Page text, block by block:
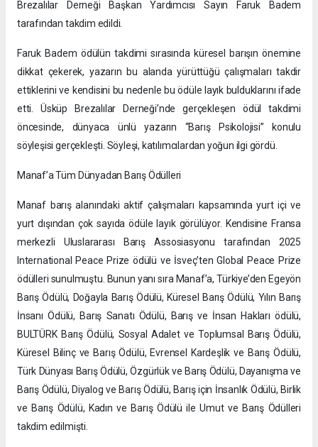
Brezalılar Derneği Başkan Yardımcısı Sayın Faruk Badem
tarafından takdim edildi.
Faruk Badem ödülün takdimi sırasında küresel barışın önemine
dikkat çekerek, yazarın bu alanda yürüttüğü çalışmaları takdir
ettiklerini ve kendisini bu nedenle bu ödüle layık bulduklarını ifade
etti. Üsküp Brezalılar Derneği’nde gerçekleşen ödül takdimi
öncesinde, dünyaca ünlü yazarın “Barış Psikolojisi” konulu
söyleşisi gerçekleşti. Söyleşi, katılımcılardan yoğun ilgi gördü.
Manaf’a Tüm Dünyadan Barış Ödülleri
Manaf barış alanındaki aktif çalışmaları kapsamında yurt içi ve
yurt dışından çok sayıda ödüle layık görülüyor. Kendisine Fransa
merkezli Uluslararası Barış Assosiasyonu tarafından 2025
International Peace Prize ödülü ve İsveç’ten Global Peace Prize
ödülleri sunulmuştu. Bunun yanı sıra Manaf’a, Türkiye’den Egeyön
Barış Ödülü, Doğayla Barış Ödülü, Küresel Barış Ödülü, Yılın Barış
İnsanı Ödülü, Barış Sanatı Ödülü, Barış ve İnsan Hakları ödülü,
BULTÜRK Barış Ödülü, Sosyal Adalet ve Toplumsal Barış Ödülü,
Küresel Bilinç ve Barış Ödülü, Evrensel Kardeşlik ve Barış Ödülü,
Türk Dünyası Barış Ödülü, Özgürlük ve Barış Ödülü, Dayanışma ve
Barış Ödülü, Diyalog ve Barış Ödülü, Barış için İnsanlık Ödülü, Birlik
ve Barış Ödülü, Kadın ve Barış Ödülü ile Umut ve Barış Ödülleri
takdim edilmişti.